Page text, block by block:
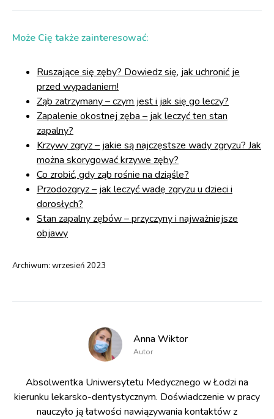
Może Cię także zainteresować:
Ruszające się zęby? Dowiedz się, jak uchronić je
przed wypadaniem!
Ząb zatrzymany – czym jest i jak się go leczy?
Zapalenie okostnej zęba – jak leczyć ten stan
zapalny?
Krzywy zgryz – jakie są najczęstsze wady zgryzu? Jak
można skorygować krzywe zęby?
Co zrobić, gdy ząb rośnie na dziąśle?
Przodozgryz – jak leczyć wadę zgryzu u dzieci i
dorosłych?
Stan zapalny zębów – przyczyny i najważniejsze
objawy
Archiwum: wrzesień 2023
Anna Wiktor
Autor
Absolwentka Uniwersytetu Medycznego w Łodzi na
kierunku lekarsko-dentystycznym. Doświadczenie w pracy
nauczyło ją łatwości nawiązywania kontaktów z